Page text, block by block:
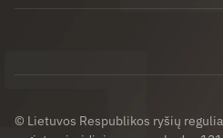
© Lietuvos Respublikos ryšių